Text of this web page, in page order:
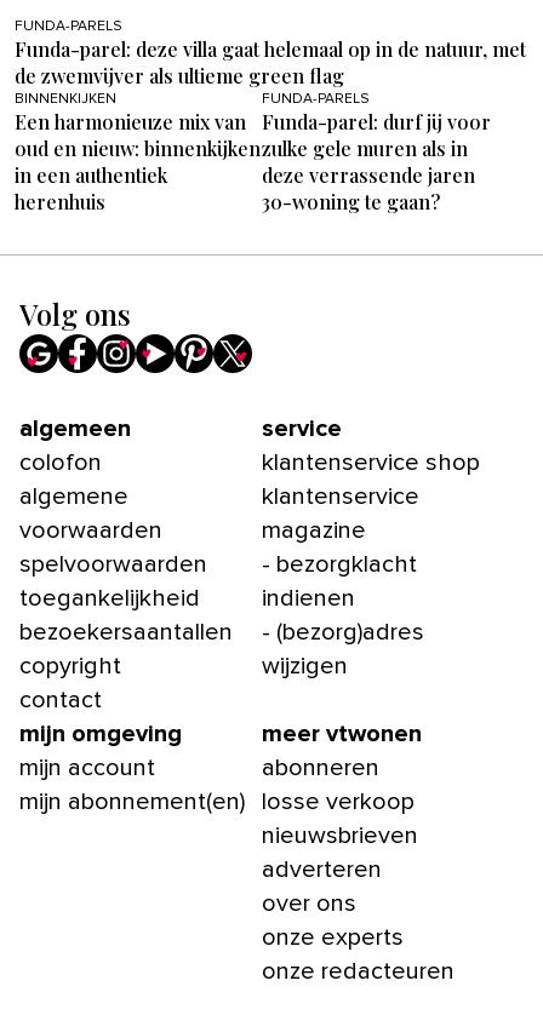
FUNDA-PARELS
Funda-parel: deze villa gaat helemaal op in de natuur, met
de zwemvijver als ultieme green flag
BINNENKIJKEN
Een harmonieuze mix van
oud en nieuw: binnenkijken
in een authentiek
herenhuis
FUNDA-PARELS
Funda-parel: durf jij voor
zulke gele muren als in
deze verrassende jaren
30-woning te gaan?
Volg ons
algemeen
colofon
algemene
voorwaarden
spelvoorwaarden
toegankelijkheid
bezoekersaantallen
copyright
contact
service
klantenservice shop
klantenservice
magazine
- bezorgklacht
indienen
- (bezorg)adres
wijzigen
mijn omgeving
mijn account
mijn abonnement(en)
meer vtwonen
abonneren
losse verkoop
nieuwsbrieven
adverteren
over ons
onze experts
onze redacteuren